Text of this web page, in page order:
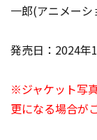
一郎(アニメー
発売日：2024年
※ジャケット写
更になる場合が